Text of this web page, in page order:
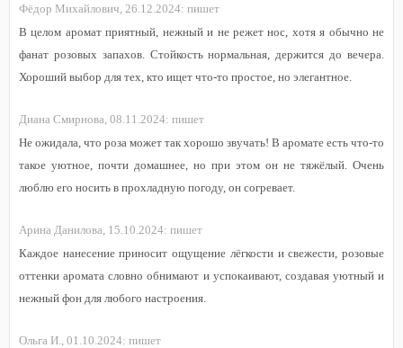
Фёдор Михайлович, 26.12.2024: пишет
В целом аромат приятный, нежный и не режет нос, хотя я обычно не
фанат розовых запахов. Стойкость нормальная, держится до вечера.
Хороший выбор для тех, кто ищет что-то простое, но элегантное.
Диана Смирнова, 08.11.2024: пишет
Не ожидала, что роза может так хорошо звучать! В аромате есть что-то
такое уютное, почти домашнее, но при этом он не тяжёлый. Очень
люблю его носить в прохладную погоду, он согревает.
Арина Данилова, 15.10.2024: пишет
Каждое нанесение приносит ощущение лёгкости и свежести, розовые
оттенки аромата словно обнимают и успокаивают, создавая уютный и
нежный фон для любого настроения.
Ольга И., 01.10.2024: пишет